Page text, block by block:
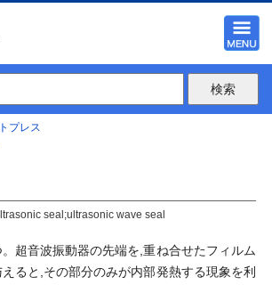
プレス
seal;ultrasonic wave seal
超音波振動器の先端を,重ね合せたフィルム
ると,その部分のみが内部発熱する現象を利